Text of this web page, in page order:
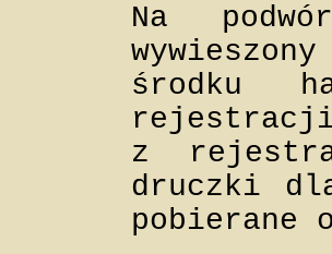
Na
środku
rejestracji
z
druczki
pobierane